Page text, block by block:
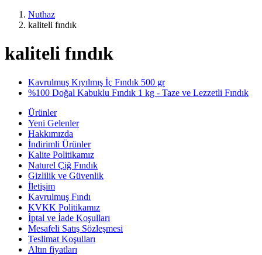
Nuthaz
kaliteli fındık
kaliteli fındık
Kavrulmuş Kıyılmış İç Fındık 500 gr
%100 Doğal Kabuklu Fındık 1 kg - Taze ve Lezzetli Fındık
Ürünler
Yeni Gelenler
Hakkımızda
İndirimli Ürünler
Kalite Politikamız
Naturel Çiğ Fındık
Gizlilik ve Güvenlik
İletişim
Kavrulmuş Fındı
KVKK Politikamız
İptal ve İade Koşulları
Mesafeli Satış Sözleşmesi
Teslimat Koşulları
Altın fiyatları